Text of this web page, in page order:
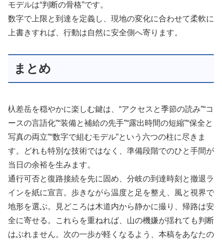
モデルは“判断の骨格”です。
数字で上限と到達を定義し、現地の変化に合わせて柔軟に
上書きすれば、行動は自然に安全側へ寄ります。
まとめ
杁差岳を穏やかに楽しむ鍵は、“アクセスと季節の読み”“コ
ースの言語化”“装備と補給の先手”“露出時間の短縮”“保全と
写真の両立”“数字で組むモデル”という六つの柱に尽きま
す。どれも特別な技術ではなく、準備段階でのひと手間が
当日の余裕を生みます。
通行可否と復路接続を先に固め、分岐の到達時刻と撤退ラ
インを紙に宣言。歩きながら温度と足を整え、風と視界で
地形を選ぶ。見どころは木道内から静かに撮り、帰路は安
全に寄せる。これらを重ねれば、山の機嫌が揺れても判断
はぶれません。次の一歩が軽くなるよう、本稿をあなたの